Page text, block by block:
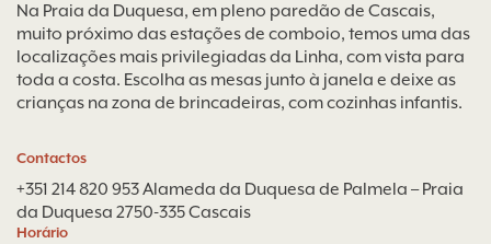
Na Praia da Duquesa, em pleno paredão de Cascais,
muito próximo das estações de comboio, temos uma das
localizações mais privilegiadas da Linha, com vista para
toda a costa. Escolha as mesas junto à janela e deixe as
crianças na zona de brincadeiras, com cozinhas infantis.
Contactos
+351 214 820 953Alameda da Duquesa de Palmela – Praia
da Duquesa 2750-335 Cascais
Horário